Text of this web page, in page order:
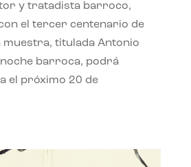
y tratadista barroco,
el tercer centenario de
muestra, titulada Antonio
noche barroca, podrá
el próximo 20 de